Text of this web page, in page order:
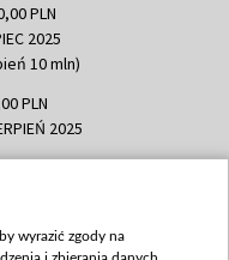
PLN
2025
10 mln)
PLN
2025
PLN
350
wyrazić zgody na